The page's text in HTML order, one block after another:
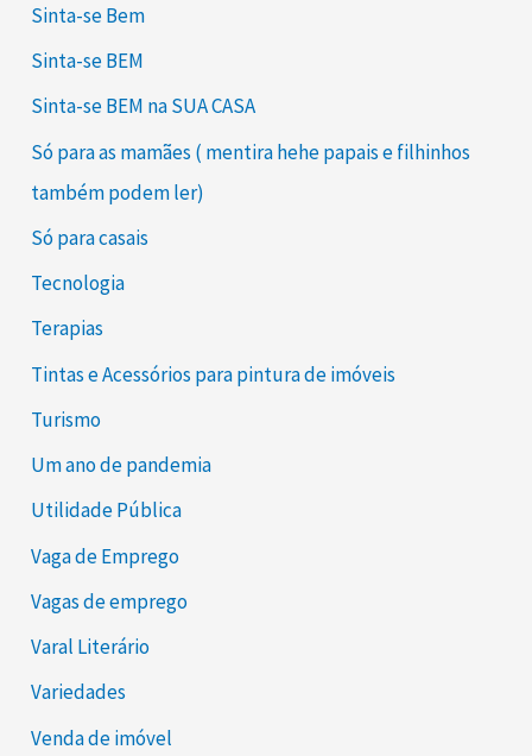
Sinta-se Bem
Sinta-se BEM
Sinta-se BEM na SUA CASA
Só para as mamães ( mentira hehe papais e filhinhos
também podem ler)
Só para casais
Tecnologia
Terapias
Tintas e Acessórios para pintura de imóveis
Turismo
Um ano de pandemia
Utilidade Pública
Vaga de Emprego
Vagas de emprego
Varal Literário
Variedades
Venda de imóvel